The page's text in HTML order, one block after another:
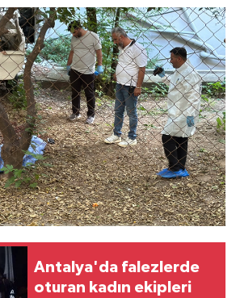
Antalya'da falezlerde
oturan kadın ekipleri